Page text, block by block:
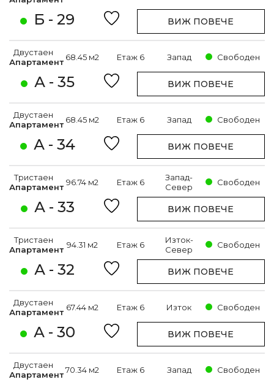
Б - 29 ВИЖ ПОВЕЧЕ
А - 35
Двустаен
Апартамент 68.45 м2 Етаж 6 Запад Свободен
ВИЖ ПОВЕЧЕ
А - 34
Двустаен
Апартамент 68.45 м2 Етаж 6 Запад Свободен
ВИЖ ПОВЕЧЕ
А - 33
Тристаен
Апартамент 96.74 м2 Етаж 6
Запад-
Север
Свободен
ВИЖ ПОВЕЧЕ
А - 32
Тристаен
Апартамент 94.31 м2 Етаж 6
Изток-
Север
Свободен
ВИЖ ПОВЕЧЕ
А - 30
Двустаен
Апартамент 67.44 м2 Етаж 6 Изток Свободен
ВИЖ ПОВЕЧЕ
Двустаен
Апартамент70.34 м2 Етаж 6 Запад Свободен